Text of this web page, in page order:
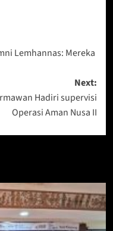
Lemhannas: Mereka
Next:
Hadiri supervisi
Operasi Aman Nusa II